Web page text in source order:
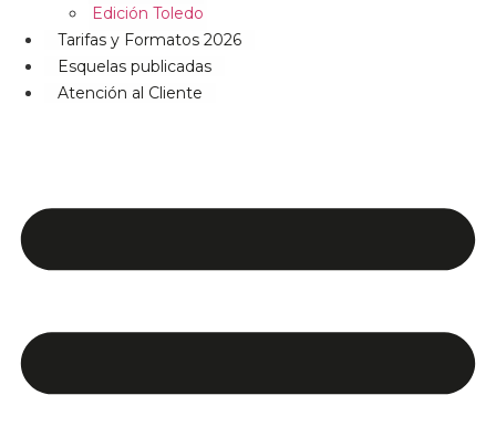
Edición Toledo
Tarifas y Formatos 2026
Esquelas publicadas
Atención al Cliente